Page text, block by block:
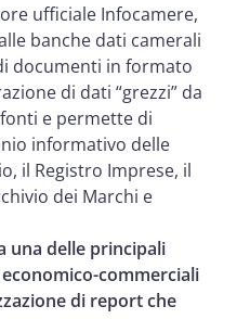
ufficiale Infocamere,
banche dati camerali
documenti in formato
di dati “grezzi” da
e permette di
informativo delle
il Registro Imprese, il
dei Marchi e
una delle principali
commerciali
di report che